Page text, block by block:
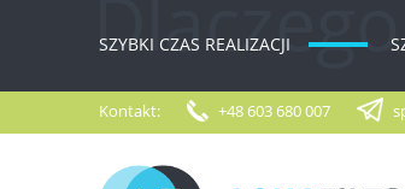
SZYBKI CZAS REALIZACJI
Kontakt: +48 603 680 007